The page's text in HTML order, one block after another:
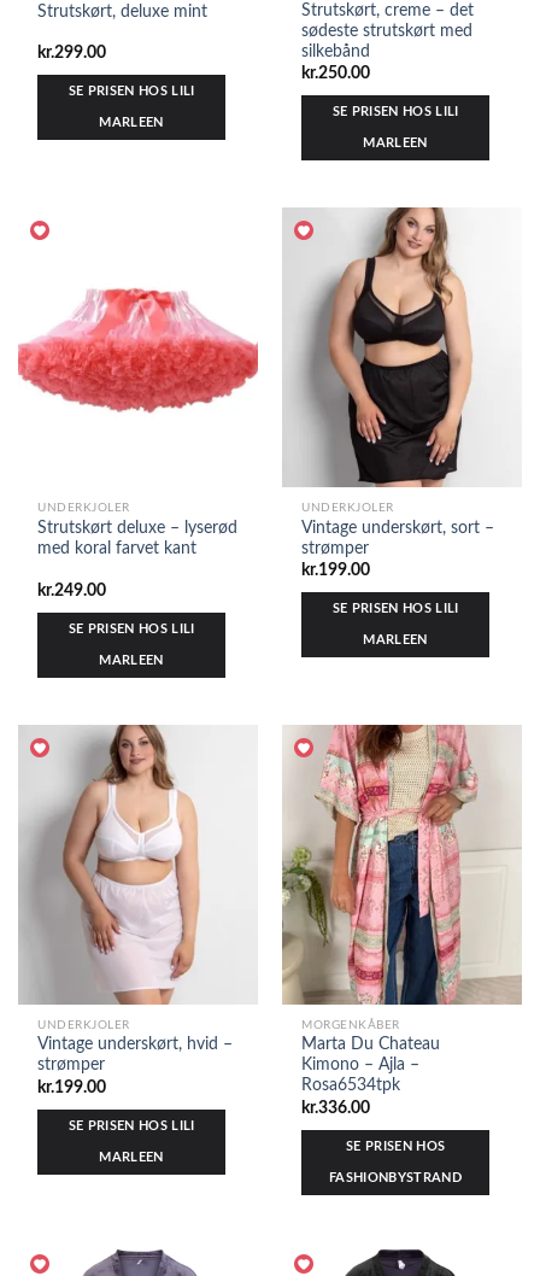
Strutskørt, deluxe mint
kr.299.00
SE PRISEN HOS LILI
MARLEEN
Strutskørt, creme – det
sødeste strutskørt med
silkebånd
kr.250.00
SE PRISEN HOS LILI
MARLEEN
UNDERKJOLER
Strutskørt deluxe – lyserød
med koral farvet kant
kr.249.00
SE PRISEN HOS LILI
MARLEEN
UNDERKJOLER
Vintage underskørt, sort –
strømper
kr.199.00
SE PRISEN HOS LILI
MARLEEN
UNDERKJOLER
Vintage underskørt, hvid –
strømper
kr.199.00
SE PRISEN HOS LILI
MARLEEN
MORGENKÅBER
Marta Du Chateau
Kimono – Ajla –
Rosa6534tpk
kr.336.00
SE PRISEN HOS
FASHIONBYSTRAND